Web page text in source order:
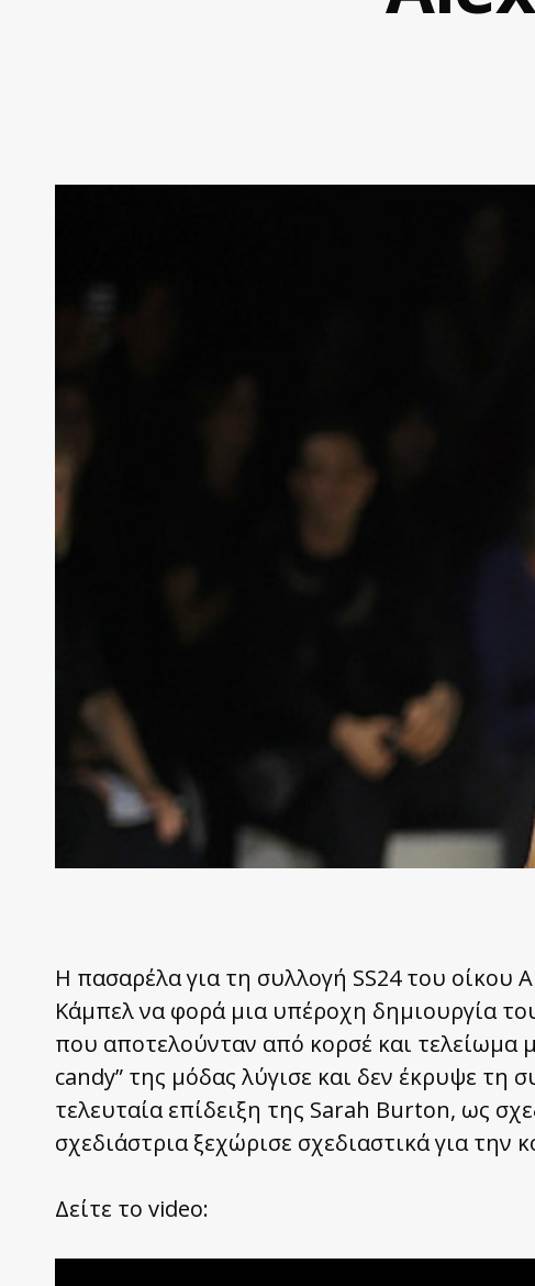
Η πασαρέλα για τη συλλογή SS24 του οίκου
Κάμπελ να φορά μια υπέροχη δημιουργία
που αποτελούνταν από κορσέ και τελείωμα
candy” της μόδας λύγισε και δεν έκρυψε τη
τελευταία επίδειξη της Sarah Burton, ως
σχεδιάστρια ξεχώρισε σχεδιαστικά για την
Δείτε το video: